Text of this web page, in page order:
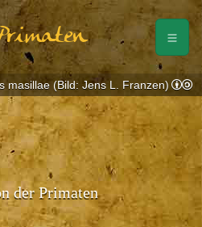
der Primaten
masillae (Bild: Jens L. Franzen)